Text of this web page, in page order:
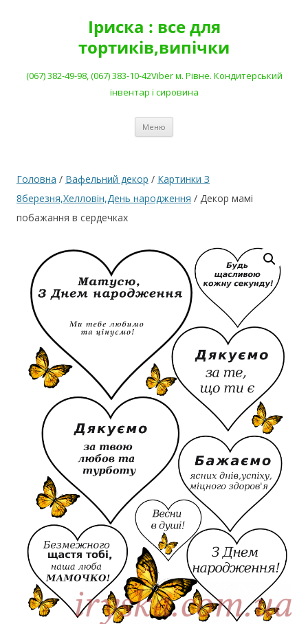
Іриска : все для
тортиків,випічки
(067) 382-49-98, (067) 383-10-42Viber м. Рівне. Кондитерський
інвентар і сировина
Меню
Головна / Вафельний декор / Картинки З
8березня,Хелловін,День народження / Декор мамі
побажання в сердечках